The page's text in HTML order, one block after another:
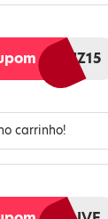
LGMELIUZ15
carrinho!